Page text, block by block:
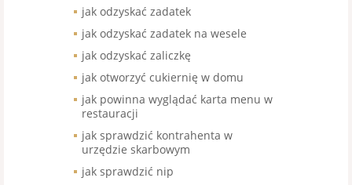
jak odzyskać zadatek
jak odzyskać zadatek na wesele
jak odzyskać zaliczkę
jak otworzyć cukiernię w domu
jak powinna wyglądać karta menu w
restauracji
jak sprawdzić kontrahenta w
urzędzie skarbowym
jak sprawdzić nip